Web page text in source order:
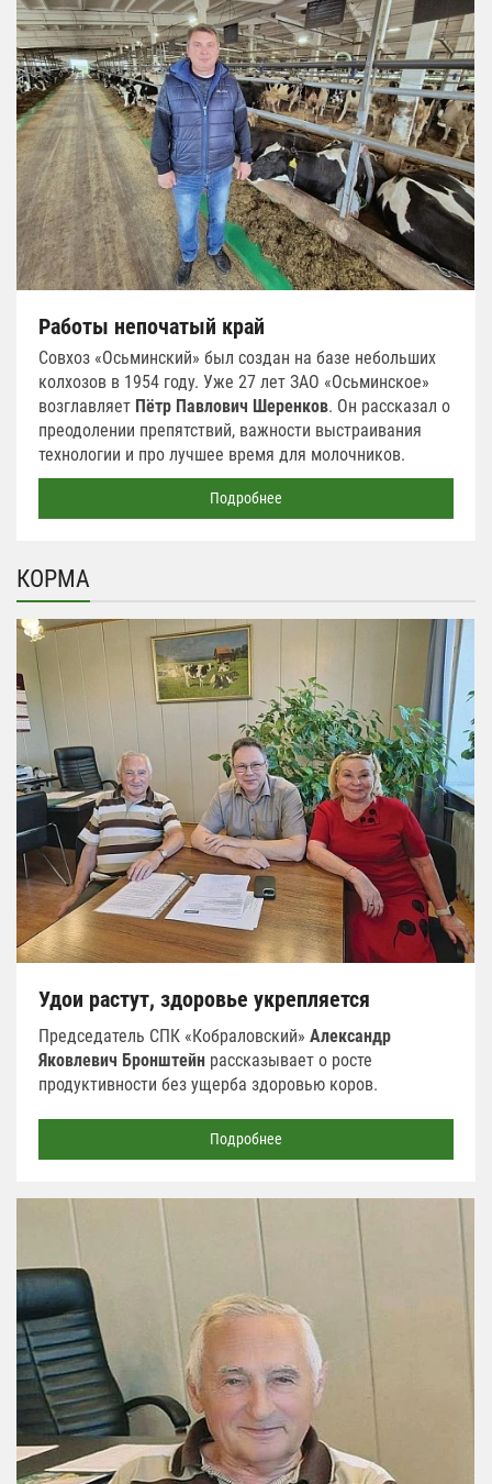
Работы непочатый край
Совхоз «Осьминский» был создан на базе небольших
колхозов в 1954 году. Уже 27 лет ЗАО «Осьминское»
возглавляет Пётр Павлович Шеренков. Он рассказал о
преодолении препятствий, важности выстраивания
технологии и про лучшее время для молочников.
Подробнее
КОРМА
Удои растут, здоровье укрепляется
Председатель СПК «Кобраловский» Александр
Яковлевич Бронштейн рассказывает о росте
продуктивности без ущерба здоровью коров.
Подробнее